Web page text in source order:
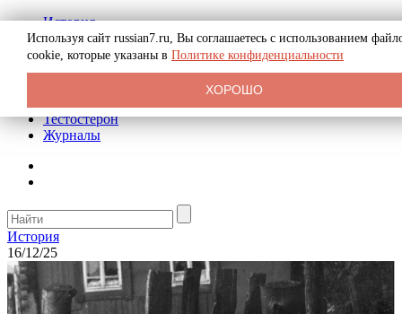
История
Биография
Криминал
Реклама на сайте
Тестостерон
Журналы
История
16/12/25
Используя сайт russian7.ru, Вы соглашаетесь с использованием
cookie, которые указаны в Политике конфиденциальности
ХОРОШО